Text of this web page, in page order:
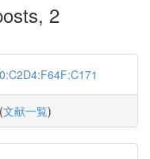
2
(文献一覧)